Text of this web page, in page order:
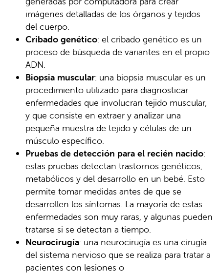
imágenes detalladas de los órganos y tejidos
del cuerpo.
Cribado genético: el cribado genético es un
proceso de búsqueda de variantes en el propio
ADN.
Biopsia muscular: una biopsia muscular es un
procedimiento utilizado para diagnosticar
enfermedades que involucran tejido muscular,
y que consiste en extraer y analizar una
pequeña muestra de tejido y células de un
músculo específico.
Pruebas de detección para el recién nacido:
estas pruebas detectan trastornos genéticos,
metabólicos y del desarrollo en un bebé. Esto
permite tomar medidas antes de que se
desarrollen los síntomas. La mayoría de estas
enfermedades son muy raras, y algunas pueden
tratarse si se detectan a tiempo.
Neurocirugía: una neurocirugía es una cirugía
del sistema nervioso que se realiza para tratar a
pacientes con lesiones o